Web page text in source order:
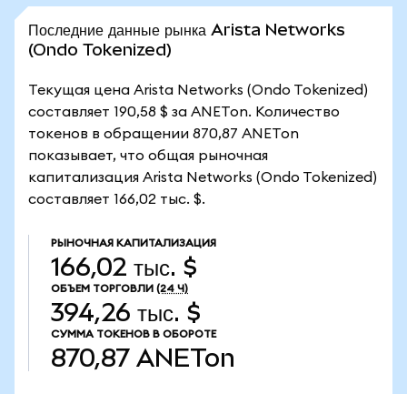
Последние данные рынка Arista Networks
(Ondo Tokenized)
Текущая цена Arista Networks (Ondo Tokenized)
составляет 190,58 $ за ANETon. Количество
токенов в обращении 870,87 ANETon
показывает, что общая рыночная
капитализация Arista Networks (Ondo Tokenized)
составляет 166,02 тыс. $.
РЫНОЧНАЯ КАПИТАЛИЗАЦИЯ
166,02 тыс. $
ОБЪЕМ ТОРГОВЛИ (24 Ч)
394,26 тыс. $
СУММА ТОКЕНОВ В ОБОРОТЕ
870,87 ANETon